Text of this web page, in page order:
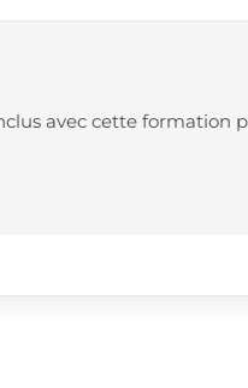
avec cette formation